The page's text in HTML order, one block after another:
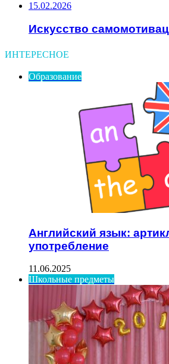
15.02.2026
Искусство
ИНТЕРЕСНОЕ
Образование
Английский язык:
употребление
11.06.2025
Школьные предметы